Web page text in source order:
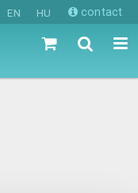
EN HU contact